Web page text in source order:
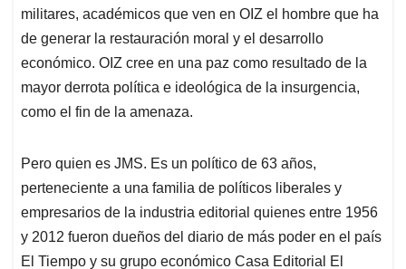
militares, académicos que ven en OIZ el hombre que ha
de generar la restauración moral y el desarrollo
económico. OIZ cree en una paz como resultado de la
mayor derrota política e ideológica de la insurgencia,
como el fin de la amenaza.
Pero quien es JMS. Es un político de 63 años,
perteneciente a una familia de políticos liberales y
empresarios de la industria editorial quienes entre 1956
y 2012 fueron dueños del diario de más poder en el país
El Tiempo y su grupo económico Casa Editorial El